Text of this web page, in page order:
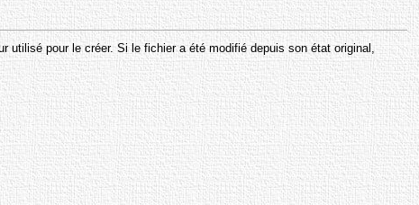
utilisé pour le créer. Si le fichier a été modifié depuis son état original,